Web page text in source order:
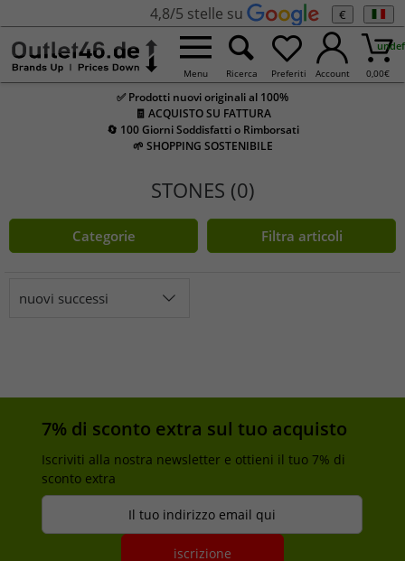
4,8/5 stelle su €
Menu Ricerca Preferiti Account 0,00€
✅ Prodotti nuovi originali al 100%
🧾 ACQUISTO SU FATTURA
🔄 100 Giorni Soddisfatti o Rimborsati
🌱 SHOPPING SOSTENIBILE
STONES (0)
Categorie Filtra articoli
nuovi successi
7% di sconto extra sul tuo acquisto
Iscriviti alla nostra newsletter e ottieni il tuo 7% di
sconto extra
Il tuo indirizzo email qui
iscrizione